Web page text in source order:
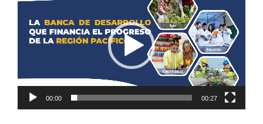
de
00:00 00:27